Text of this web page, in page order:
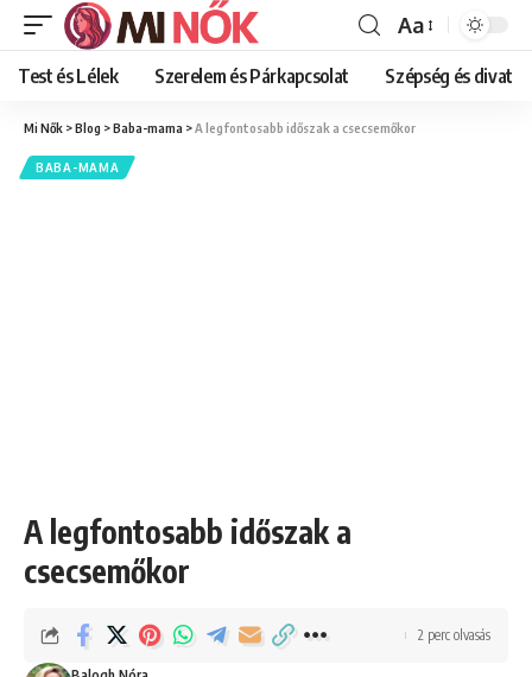
Font
Resizer
Aa
Test és Lélek Szerelem és Párkapcsolat Szépség és divat
Mi Nők >Blog >Baba-mama >A legfontosabb időszak a csecsemőkor
BABA-MAMA
A legfontosabb időszak a
csecsemőkor
2 perc olvasás